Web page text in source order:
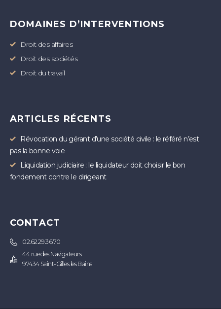
DOMAINES D’INTERVENTIONS
Droit des affaires
Droit des sociétés
Droit du travail
ARTICLES RÉCENTS
Révocation du gérant d’une société civile : le référé n’est
pas la bonne voie
Liquidation judiciaire : le liquidateur doit choisir le bon
fondement contre le dirigeant
CONTACT
02.62.29.36.70
44 rue des Navigateurs
97434 Saint-Gilles les Bains